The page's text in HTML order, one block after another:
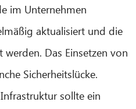
im Unternehmen
aktualisiert und die
Das Einsetzen von
Sicherheitslücke.
sollte ein